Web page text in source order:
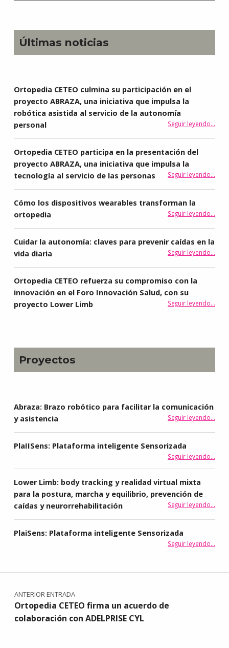
Últimas noticias
Ortopedia CETEO culmina su participación en el
proyecto ABRAZA, una iniciativa que impulsa la
robótica asistida al servicio de la autonomía
personal
Seguir leyendo
“Ortopedia CETEO culmina su participación en el proyecto ABRAZA, una iniciativa que
…
Ortopedia CETEO participa en la presentación del
proyecto ABRAZA, una iniciativa que impulsa la
tecnología al servicio de las personas
Seguir leyendo
“Ortopedia CETEO participa en la presentación del proyecto ABRAZA, una
…
Cómo los dispositivos wearables transforman la
ortopedia
Seguir leyendo…
Cuidar la autonomía: claves para prevenir caídas en la
vida diaria
Seguir leyendo“Cuidar la autonomía: claves para prevenir caídas en la vida diaria”
…
Ortopedia CETEO refuerza su compromiso con la
innovación en el Foro Innovación Salud, con su
proyecto Lower Limb
Seguir leyendo“Ortopedia CETEO refuerza su compromiso con la innovación en el Foro Innovación Salud, con su proyecto Lower Limb”
…
Proyectos
Abraza: Brazo robótico para facilitar la comunicación
y asistencia
Seguir leyendo…
PlaIISens: Plataforma inteligente Sensorizada
Seguir leyendo…
Lower Limb: body tracking y realidad virtual mixta
para la postura, marcha y equilibrio, prevención de
caídas y neurorrehabilitación
Seguir leyendo“Lower Limb: body tracking y
…
PlaiSens: Plataforma inteligente Sensorizada
Seguir leyendo…
Navegación de entradas
ANTERIOR ENTRADA
Ortopedia CETEO firma un acuerdo de
colaboración con ADELPRISE CYL